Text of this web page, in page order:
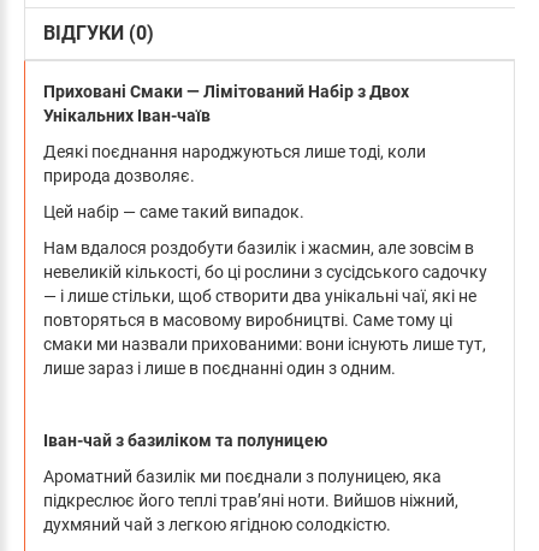
ВІДГУКИ (0)
Приховані Смаки — Лімітований Набір з Двох
Унікальних Іван-чаїв
Деякі поєднання народжуються лише тоді, коли
природа дозволяє.
Цей набір — саме такий випадок.
Нам вдалося роздобути базилік і жасмин, але зовсім в
невеликій кількості, бо ці рослини з сусідського садочку
— і лише стільки, щоб створити два унікальні чаї, які не
повторяться в масовому виробництві. Саме тому ці
смаки ми назвали прихованими: вони існують лише тут,
лише зараз і лише в поєднанні один з одним.
Іван-чай з базиліком та полуницею
Ароматний базилік ми поєднали з полуницею, яка
підкреслює його теплі трав’яні ноти. Вийшов ніжний,
духмяний чай з легкою ягідною солодкістю.